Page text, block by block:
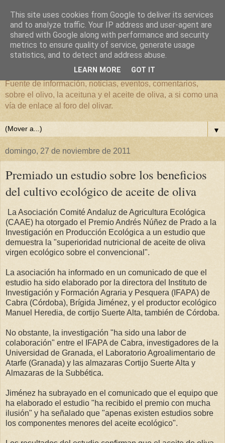
El mundo del Olivar
Fuente de información, noticias, eventos, comentarios,
sobre el olivo, la aceituna y el aceite de oliva, a si como una
vía de enlace al foro del olivar.
▼
domingo, 27 de noviembre de 2011
Premiado un estudio sobre los beneficios
del cultivo ecológico de aceite de oliva
La Asociación Comité Andaluz de Agricultura Ecológica
(CAAE) ha otorgado el Premio Andrés Núñez de Prado a la
Investigación en Producción Ecológica a un estudio que
demuestra la "superioridad nutricional de aceite de oliva
virgen ecológico sobre el convencional".
La asociación ha informado en un comunicado de que el
estudio ha sido elaborado por la directora del Instituto de
Investigación y Formación Agraria y Pesquera (IFAPA) de
Cabra (Córdoba), Brígida Jiménez, y el productor ecológico
Manuel Heredia, de cortijo Suerte Alta, también de Córdoba.
No obstante, la investigación "ha sido una labor de
colaboración" entre el IFAPA de Cabra, investigadores de la
Universidad de Granada, el Laboratorio Agroalimentario de
Atarfe (Granada) y las almazaras Cortijo Suerte Alta y
Almazaras de la Subbética.
Jiménez ha subrayado en el comunicado que el equipo que
ha elaborado el estudio "ha recibido el premio con mucha
ilusión" y ha señalado que "apenas existen estudios sobre
los componentes menores del aceite ecológico".
This site uses cookies from Google to deliver its services
and to analyze traffic. Your IP address and user-agent are
shared with Google along with performance and security
metrics to ensure quality of service, generate usage
statistics, and to detect and address abuse.
LEARN MORE GOT IT